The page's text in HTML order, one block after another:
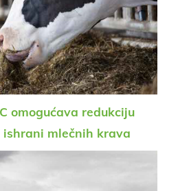
omogućava redukciju
mlečnih krava